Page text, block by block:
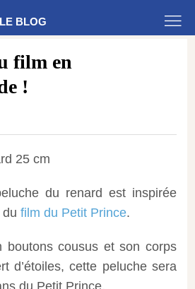
LE BLOG
film en
!
du renard est inspirée
dufilm du Petit Prince.
boutons cousus et son corps
d’étoiles, cette peluche sera
du Petit Prince.